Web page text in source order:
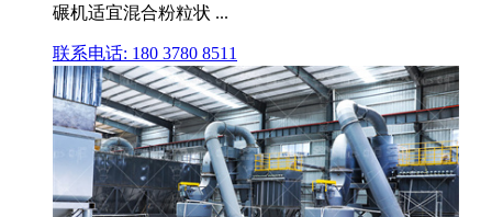
碾机适宜混合粉粒状 ...
联系电话: 180 3780 8511